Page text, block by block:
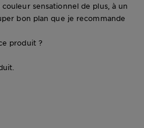
sensationnel de plus, à un
bon plan que je recommande
produit ?